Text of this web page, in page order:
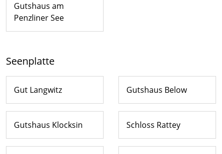
Gutshaus am
Penzliner See
Seenplatte
Gut Langwitz Gutshaus Below
Gutshaus Klocksin Schloss Rattey